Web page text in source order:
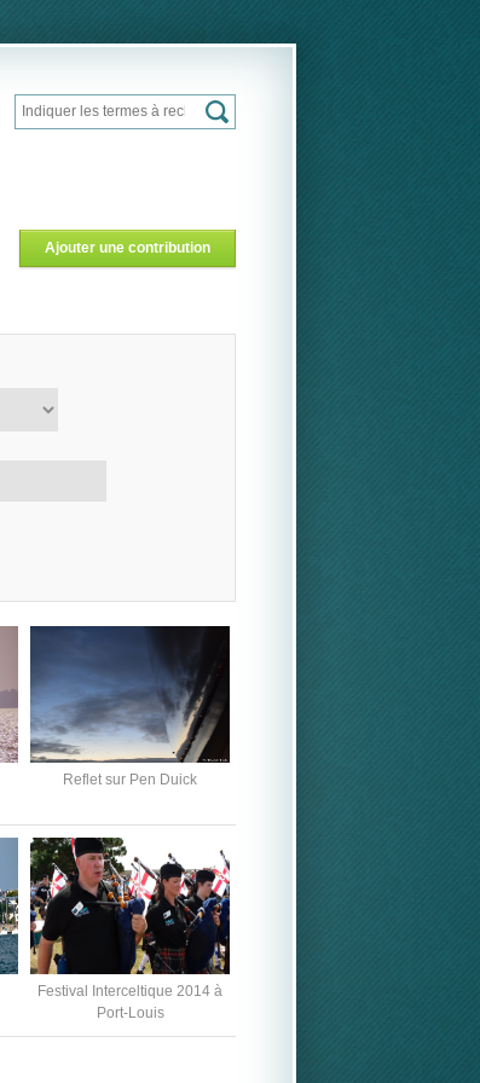
Formulaire de recherche
Rechercher
Ajouter une contribution
Reflet sur Pen Duick
Festival Interceltique 2014 à
Port-Louis